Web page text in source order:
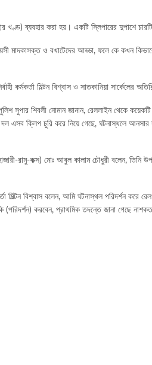
খণ্ড) ব্যবহার করা হয়। একটি স্লিপারের দুপাশে
মাদকাসক্ত ও বখাটেদের আড্ডা, ফলে কে কখন
কর্মকর্তা মিল্টন বিশ্বাস ও সাতকানিয়া সার্কেলের
সুপার শিবলী নোমান জানান, রেললাইন থেকে
এসব ক্লিপ চুরি করে নিয়ে গেছে, ঘটনাস্থলে
রামু-কক্স) মোঃ আবুল কালাম চৌধুরী বলেন, তিনি
মিল্টন বিশ্বাস বলেন, আমি ঘটনাস্থল পরিদর্শন
(পরিদর্শন) করবেন, প্রাথমিক তদন্তে জানা গেছে